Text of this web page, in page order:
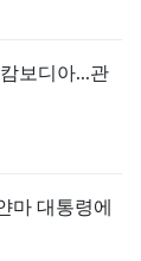
보디아...관
마 대통령에